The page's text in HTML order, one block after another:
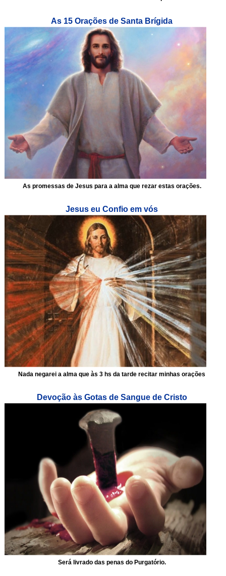
As 15 Orações de Santa Brígida
As promessas de Jesus para a alma que rezar estas orações.
Jesus eu Confio em vós
Nada negarei a alma que às 3 hs da tarde recitar minhas orações
Devoção às Gotas de Sangue de Cristo
Será livrado das penas do Purgatório.